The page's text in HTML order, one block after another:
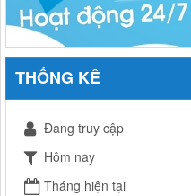
THỐNG KÊ
Đang truy cập
Hôm nay
Tháng hiện tại